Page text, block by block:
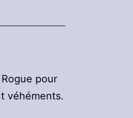
pour
véhéments.